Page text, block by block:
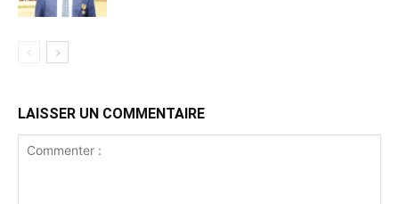
LAISSER UN COMMENTAIRE